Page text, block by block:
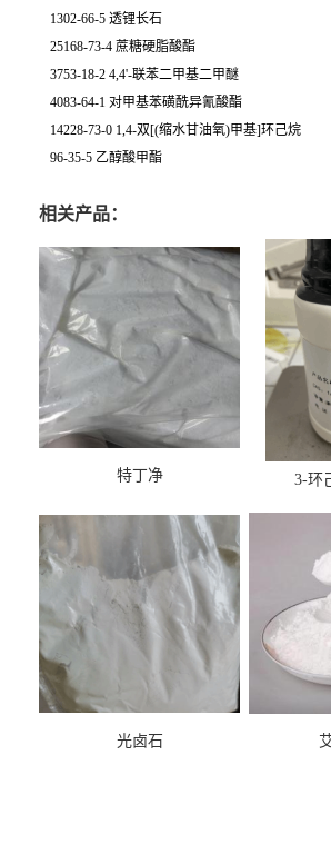
1302-66-5 透锂长石
25168-73-4 蔗糖硬脂酸酯
3753-18-2 4,4'-联苯二甲基二甲醚
4083-64-1 对甲基苯磺酰异氰酸酯
14228-73-0 1,4-双[(缩水甘油氧)甲基]环己烷
96-35-5 乙醇酸甲酯
相关产品：
特丁净 3-环
光卤石